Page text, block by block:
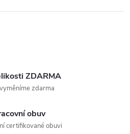
ZDARMA
zdarma
obuv
certifikované obuvi